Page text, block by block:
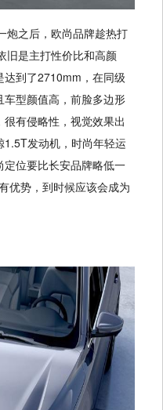
炮之后，欧尚品牌趁热打
旧是主打性价比和高颜
到了2710mm，在同级
型颜值高，前脸多边形
有侵略性，视觉效果出
发动机，时尚年轻运
位要比长安品牌略低一
优势，到时候应该会成为